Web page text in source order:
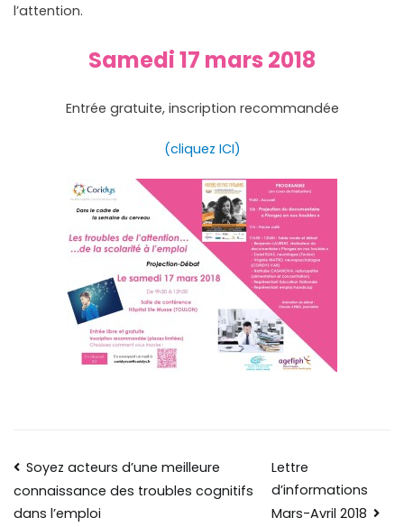
l’attention.
Samedi 17 mars 2018
Entrée gratuite, inscription recommandée
(cliquez ICI)
Soyez acteurs d’une meilleure
connaissance des troubles cognitifs
dans l’emploi
Lettre
d’informations
Mars-Avril 2018